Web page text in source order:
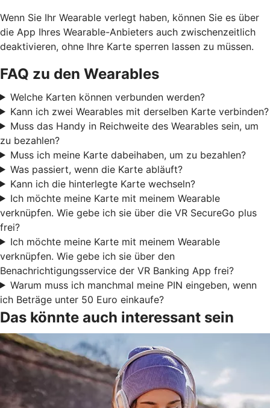
Wenn Sie Ihr Wearable verlegt haben, können Sie es über
die App Ihres Wearable-Anbieters auch zwischenzeitlich
deaktivieren, ohne Ihre Karte sperren lassen zu müssen.
FAQ zu den Wearables
Welche Karten können verbunden werden?
Kann ich zwei Wearables mit derselben Karte verbinden?
Muss das Handy in Reichweite des Wearables sein, um
zu bezahlen?
Muss ich meine Karte dabeihaben, um zu bezahlen?
Was passiert, wenn die Karte abläuft?
Kann ich die hinterlegte Karte wechseln?
Ich möchte meine Karte mit meinem Wearable
verknüpfen. Wie gebe ich sie über die VR SecureGo plus
frei?
Ich möchte meine Karte mit meinem Wearable
verknüpfen. Wie gebe ich sie über den
Benachrichtigungsservice der VR Banking App frei?
Warum muss ich manchmal meine PIN eingeben, wenn
ich Beträge unter 50 Euro einkaufe?
Das könnte auch interessant sein